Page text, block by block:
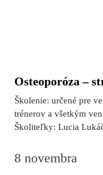
Osteoporóza –
Školenie: určené pre
trénerov a všetkým
Školiteľky: Lucia
mám osteopéniu alebo
8 novembra